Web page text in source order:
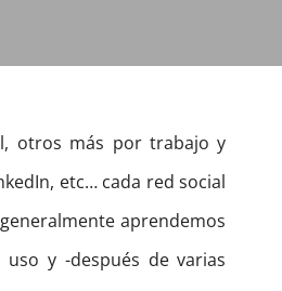
otros más por trabajo y
etc… cada red social
aprendemos
y -después de varias